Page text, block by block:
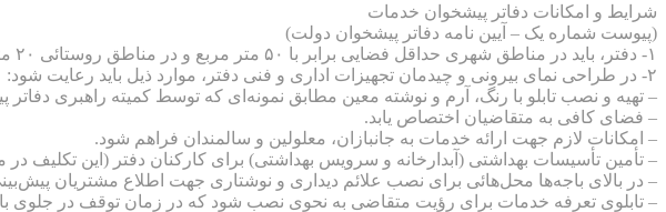
شرایط و امکانات دفاتر پیشخوان خدمات
(پیوست شماره یک – آیین نامه دفاتر پیشخوان دولت)
۱- دفتر، باید در مناطق شهری حداقل فضایی برابر با ۵۰ متر مربع و در مناطق روستائی ۲۰ متر مربع برای ارائه خدمات را داشته باشد و ترجیحا در طبقه همکف یا اول بوده و دارای کاربری مجاز باشد.
۲- در طراحی نمای بیرونی و چیدمان تجهیزات اداری و فنی دفتر، موارد ذیل ‌باید رعایت شود:
– تهیه و نصب تابلو با رنگ، آرم و نوشته معین مطابق نمونه‌ای که توسط کمیته راهبری دفاتر
– فضای کافی به متقاضیان اختصاص یابد.
– امکانات لازم جهت ارائه خدمات به جانبازان، معلولین و سالمندان فراهم شود.
– تأمین تأسیسات بهداشتی (آبدارخانه و سرویس بهداشتی) برای کارکنان دفتر (این تکلیف
– در بالای باجه‌ها محل‌هائی برای نصب علائم دیداری و نوشتاری جهت اطلاع مشتریان
– تابلوی تعرفه خدمات برای رؤیت متقاضی به نحوی نصب شود که در زمان توقف در جلوی